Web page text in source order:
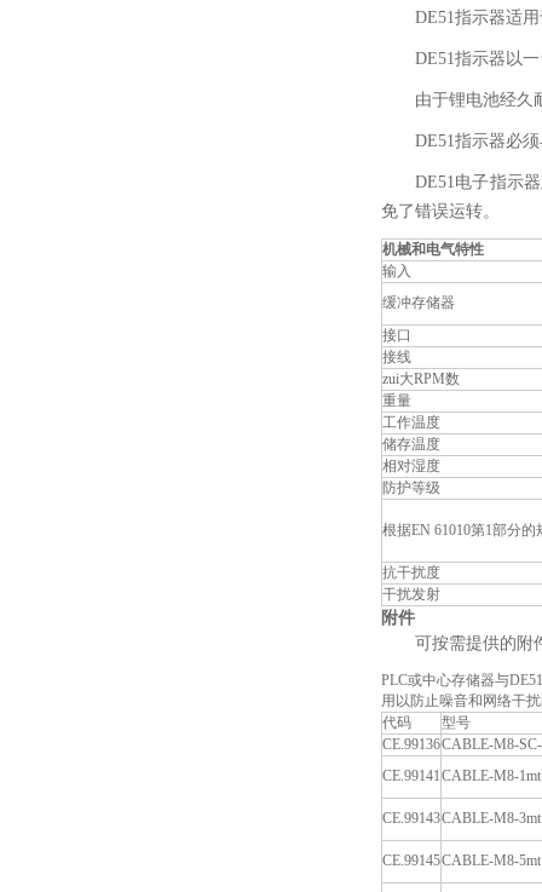
DE51指示器适
DE51指示器以
由于锂电池经久
DE51指示器必
DE51电子指示
免了错误运转。
机械和电气特性
输入
缓冲存储器
接口
接线
zui大RPM数
重量
工作温度
储存温度
相对湿度
防护等级
根据EN 61010第1部分
抗干扰度
干扰发射
附件
可按需提供的附
PLC或中心存储器与
用以防止噪音和网络干
代码
型号
CE.99136CABLE-M8-
CE.99141CABLE-M8-1mt
CE.99143CABLE-M8-3mt
CE.99145CABLE-M8-5mt